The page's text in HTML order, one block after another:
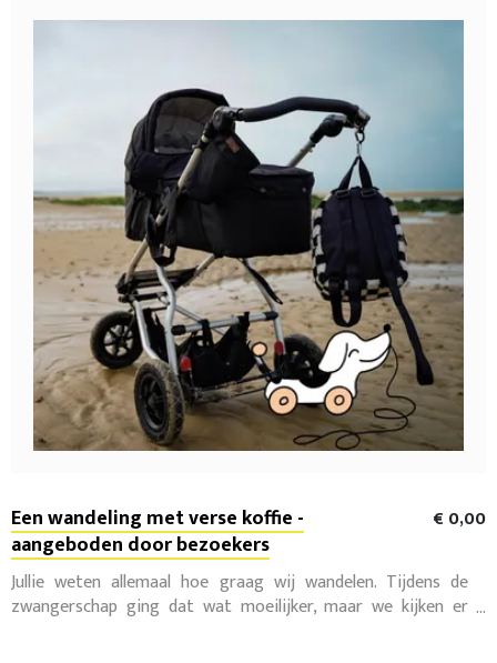
Een wandeling met verse koffie -
aangeboden door bezoekers
€ 0,00
Jullie weten allemaal hoe graag wij wandelen. Tijdens de
zwangerschap ging dat wat moeilijker, maar we kijken er